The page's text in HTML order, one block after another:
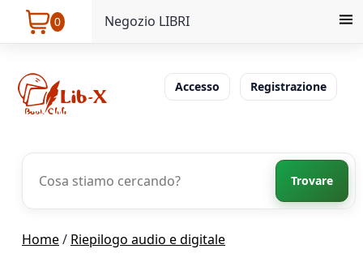
0 Negozio LIBRI
Accesso Registrazione
Trovare
Home/ Riepilogo audio e digitale